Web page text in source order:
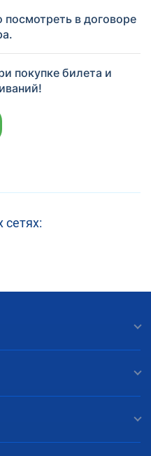
в договоре
покупке билета и
сетях: